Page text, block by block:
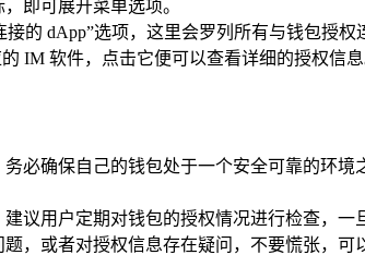
即可展开菜单选项。
接的 dApp”选项，这里会罗列所有与钱包授权
IM 软件，点击它便可以查看详细的授权信息
必确保自己的钱包处于一个安全可靠的环
议用户定期对钱包的授权情况进行检查，
，或者对授权信息存在疑问，不要慌张，